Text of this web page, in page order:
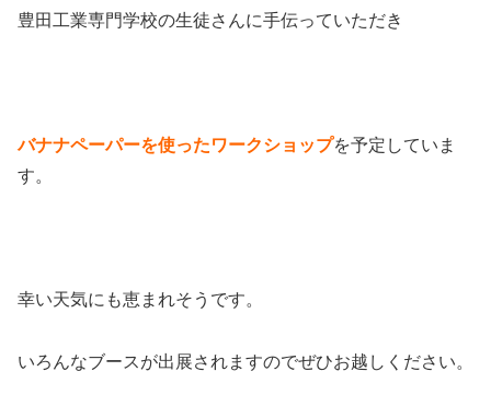
豊田工業専門学校の生徒さんに手伝っていただき
バナナペーパーを使ったワークショップを予定していま
す。
幸い天気にも恵まれそうです。
いろんなブースが出展されますのでぜひお越しください。